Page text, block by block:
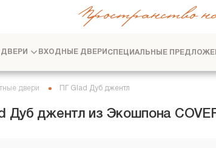
Пространство
ВХОДНЫЕ ДВЕРИ СПЕЦИАЛЬНЫЕ
двери ПГ Glad Дуб джентл
Дуб джентл из Экошпона